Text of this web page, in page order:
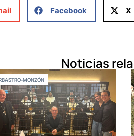
Facebook X
Noticias
MONZÓN